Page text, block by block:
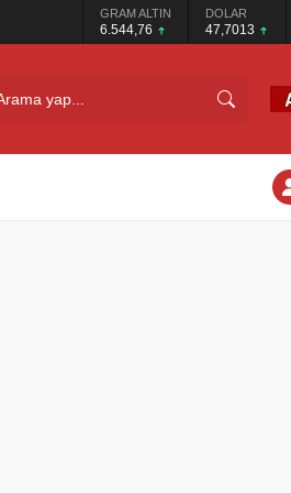
GRAM ALTIN
6.544,76
DOLAR
47,7013